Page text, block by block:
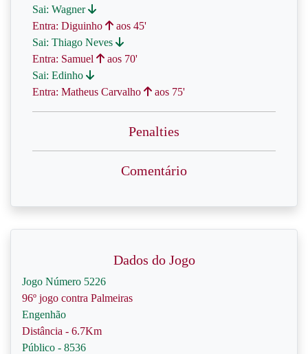
Sai: Wagner
Entra: Diguinho
aos 45'
Sai: Thiago Neves
Entra: Samuel
aos 70'
Sai: Edinho
Entra: Matheus Carvalho
aos 75'
Penalties
Comentário
Dados do Jogo
Jogo Número 5226
96º jogo contra Palmeiras
Engenhão
Distância - 6.7Km
Público - 8536